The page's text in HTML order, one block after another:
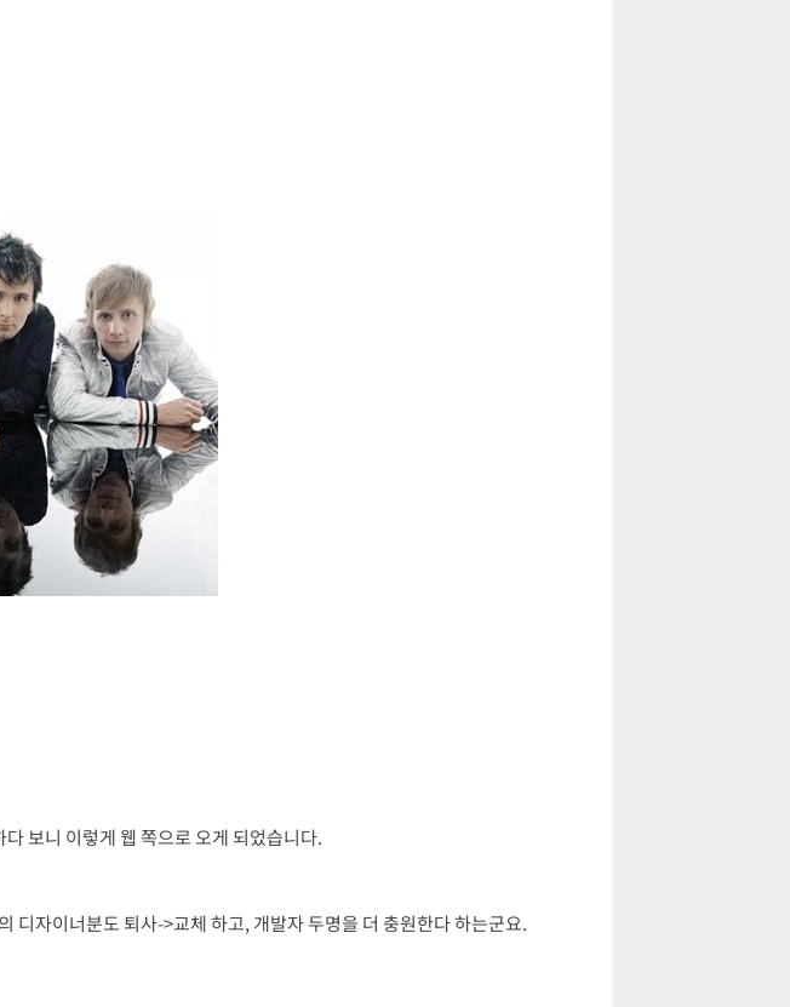
보니 이렇게 웹 쪽으로 오게 되었습니다.
자이너분도 퇴사->교체 하고, 개발자 두명을 더 충원한다 하는군요.